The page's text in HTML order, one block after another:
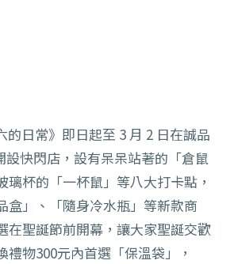
的日常》即日起至 3 月 2 日在誠品
設快閃店，設有呆呆站著的「倉鼠
璃杯的「一杯鼠」等八大打卡點，
盒」、「隨身冷水瓶」等新款商
在聖誕節前開幕，讓大家聖誕交歡
禮物300元內首選「保溫袋」，